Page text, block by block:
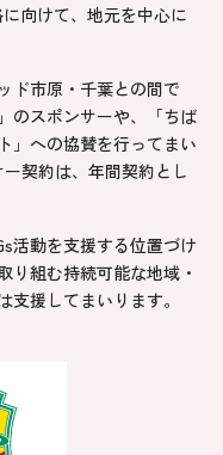
向けて、地元を中心に
ド市原・千葉との間で
のスポンサーや、「ちば
」への協賛を行ってまい
契約は、年間契約とし
活動を支援する位置づけ
り組む持続可能な地域・
援してまいります。